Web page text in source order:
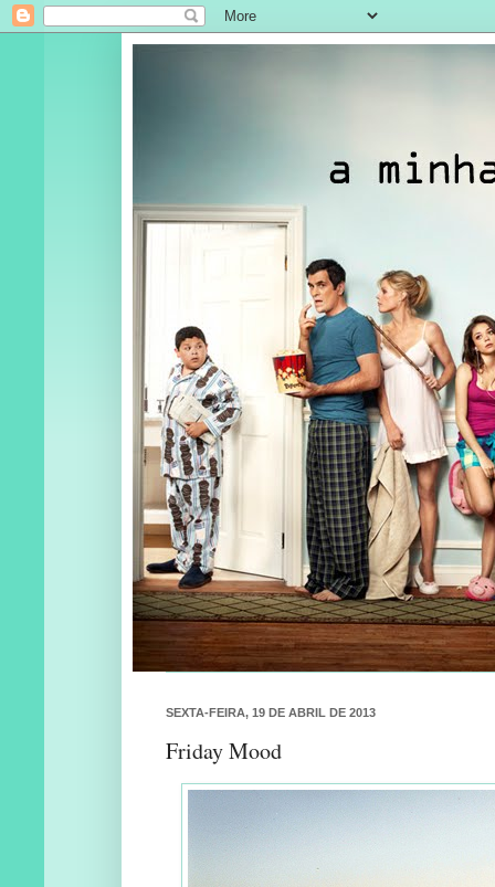
SEXTA-FEIRA, 19 DE ABRIL DE 2013
Friday Mood